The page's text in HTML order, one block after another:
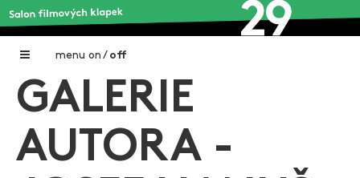
menu on / off
Home
Galerie filmových klapek
GALERIE
AUTORA -